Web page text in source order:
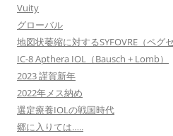
Vuity
グローバル
地図状萎縮に対するSYFOVRE（ペグ
IC-8 Apthera IOL（Bausch + Lomb）
2023 謹賀新年
2022年メス納め
選定療養IOLの戦国時代
郷に入りては…..